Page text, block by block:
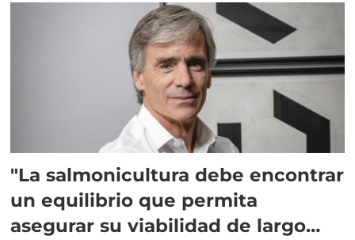
"La salmonicultura debe encontrar
un equilibrio que permita
asegurar su viabilidad de largo